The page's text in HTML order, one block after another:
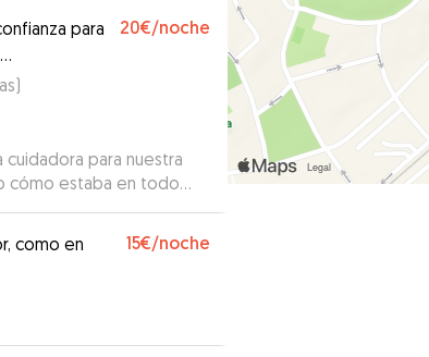
para
Naciones
20€/noche
)
cuidadora para nuestra
cómo estaba en todo
incluso más que
Mopa tan tranquila y tan
una cuidadora, por
como en
15€/noche